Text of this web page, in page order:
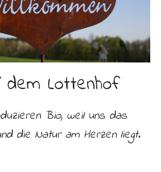
Lottenhof
Bio, weil uns das
die Natur am Herzen liegt.